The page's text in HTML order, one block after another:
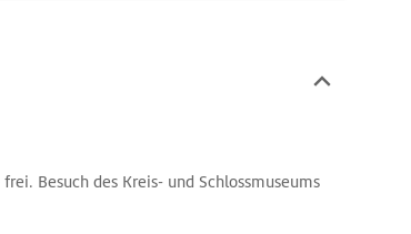
Besuch des Kreis- und Schlossmuseums